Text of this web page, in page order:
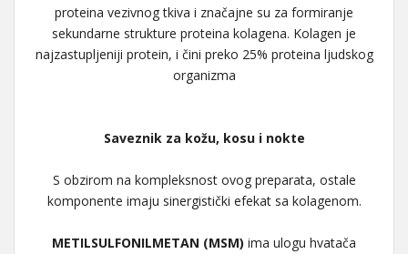
proteina vezivnog tkiva i značajne su za formiranje
sekundarne strukture proteina kolagena. Kolagen je
najzastupljeniji protein, i čini preko 25% proteina ljudskog
organizma
Saveznik za kožu, kosu i nokte
S obzirom na kompleksnost ovog preparata, ostale
komponente imaju sinergistički efekat sa kolagenom.
METILSULFONILMETAN (MSM) ima ulogu hvatača